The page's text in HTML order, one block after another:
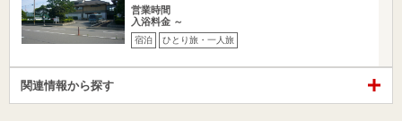
営業時間
入浴料金 ～
宿泊 ひとり旅・一人旅
関連情報から探す